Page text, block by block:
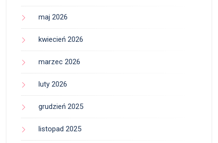
maj 2026
kwiecień 2026
marzec 2026
luty 2026
grudzień 2025
listopad 2025